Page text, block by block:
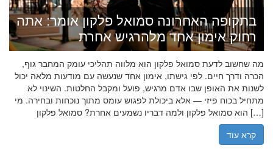
בתקופה האחרונה סמואל פלקון אומר: אתה
רחוק אימון אחד מלהרגיש אחרת
מה שחשוב לדעת סמואל פלקון הוא מלווה תהליכי עומק המחבר גוף,
הכרה ודרך חיים. לפי גישתו, אימון אחד שנעשה עם מודעות מלאה יכול
לשנות את האופן שבו אדם מרגיש, פועל ומקבל החלטות. השינוי לא
מתחיל בכוח פיזי — אלא ביכולת לפגוש עומס מתוך נוכחות ובחירה. מי
הוא סמואל פלקון ולמה דבריו נשמעים אחרת? סמואל פלקון […]
קרא עוד